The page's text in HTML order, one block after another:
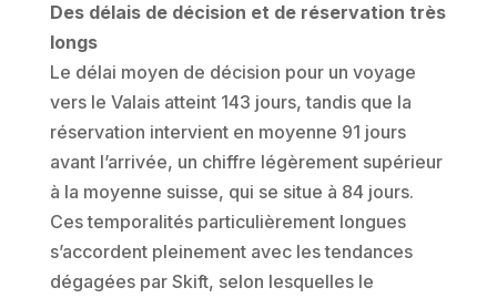
Des délais de décision et de réservation très
longs
Le délai moyen de décision pour un voyage
vers le Valais atteint 143 jours, tandis que la
réservation intervient en moyenne 91 jours
avant l’arrivée, un chiffre légèrement supérieur
à la moyenne suisse, qui se situe à 84 jours.
Ces temporalités particulièrement longues
s’accordent pleinement avec les tendances
dégagées par Skift, selon lesquelles le